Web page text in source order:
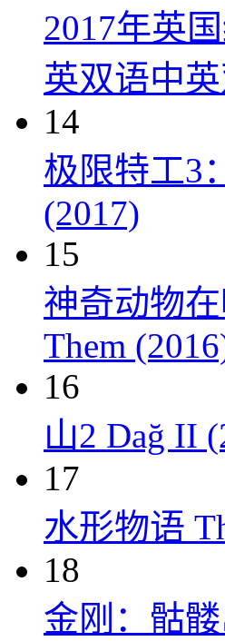
2017年英
英双语中
14
极限特工3
(2017)
15
神奇动物在
Them
16
山2 Dağ II
17
水形物语
18
金刚：骷